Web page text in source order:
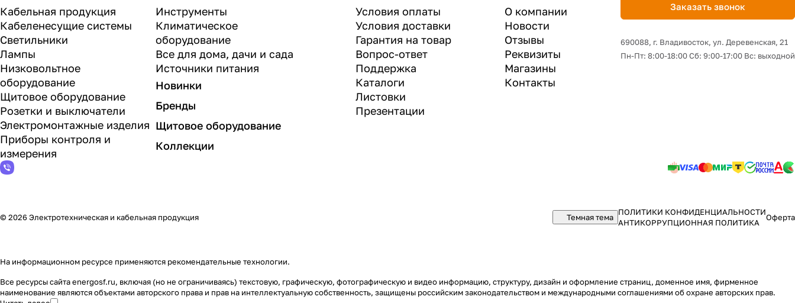
Кабельная продукция
Кабеленесущие системы
Светильники
Лампы
Низковольтное
оборудование
Щитовое оборудование
Розетки и выключатели
Электромонтажные изделия
Приборы контроля и
измерения
Инструменты
Климатическое
оборудование
Все для дома, дачи и сада
Источники питания
Новинки
Бренды
Щитовое оборудование
Коллекции
Условия оплаты
Условия доставки
Гарантия на товар
Вопрос-ответ
Поддержка
Каталоги
Листовки
Презентации
О компании
Новости
Отзывы
Реквизиты
Магазины
Контакты
Заказать звонок
690088, г. Владивосток, yл. Деревенская, 21
Пн-Пт: 8:00-18:00 Сб: 9:00-17:00 Вс: выходной
© 2026 Электротехническая и кабельная продукция Темная тема
ПОЛИТИКИ КОНФИДЕНЦИАЛЬНОСТИ
АНТИКОРРУПЦИОННАЯ ПОЛИТИКА
Оферта
На информационном ресурсе применяются рекомендательные технологии.
Все ресурсы сайта energosf.ru, включая (но не ограничиваясь) текстовую, графическую, фотографическую и видео информацию, структуру, дизайн и оформление страниц, доменное имя, фирменное
наименование являются объектами авторского права и прав на интеллектуальную собственность, защищены российским законодательством и международными соглашениями об охране авторских прав.